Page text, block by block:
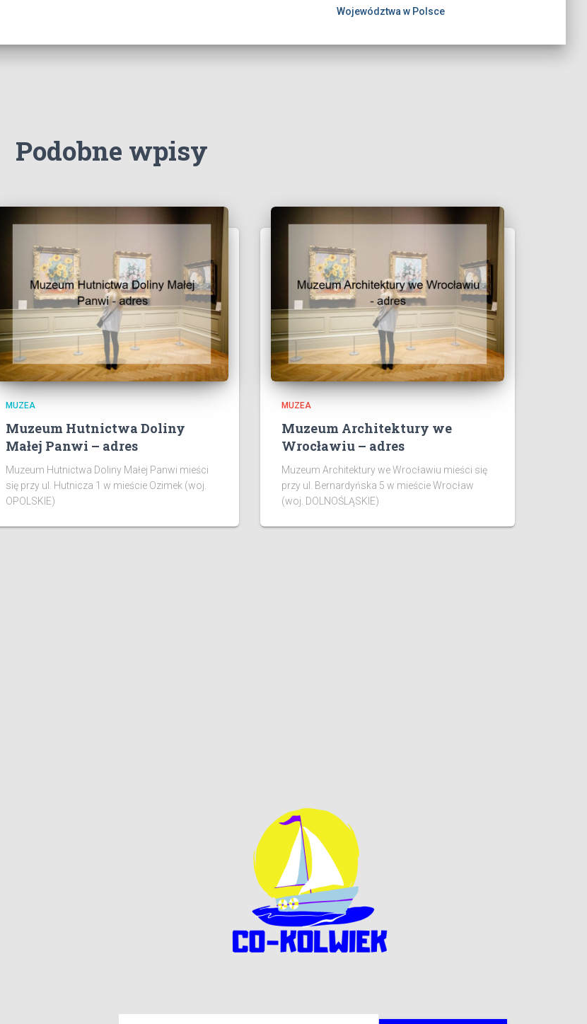
Województwa w Polsce
Podobne wpisy
MUZEA
Muzeum Hutnictwa Doliny
Małej Panwi – adres
Muzeum Hutnictwa Doliny Małej Panwi mieści
się przy ul. Hutnicza 1 w mieście Ozimek (woj.
OPOLSKIE)
MUZEA
Muzeum Architektury we
Wrocławiu – adres
Muzeum Architektury we Wrocławiu mieści się
przy ul. Bernardyńska 5 w mieście Wrocław
(woj. DOLNOŚLĄSKIE)